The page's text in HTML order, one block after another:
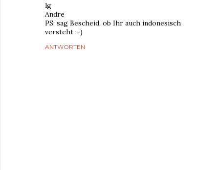
lg
Andre
PS: sag Bescheid, ob Ihr auch indonesisch
versteht :-)
ANTWORTEN